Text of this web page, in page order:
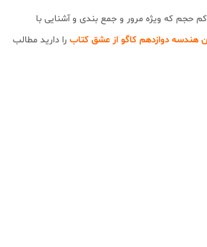
حجم که ویژه مرور و جمع بندی و آشنایی با
هندسه دوازدهم کاگو از عشق کتاب را دارید مطالب